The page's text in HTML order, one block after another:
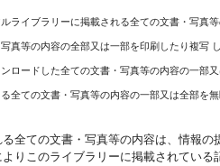
ライブラリーに掲載される全ての文書・写真
真等の内容の全部又は一部を印刷したり複写
ロードした全ての文書・写真等の内容の一
全ての文書・写真等の内容の一部又は全部を
全ての文書・写真等の内容は、情報
りこのライブラリーに掲載されてい